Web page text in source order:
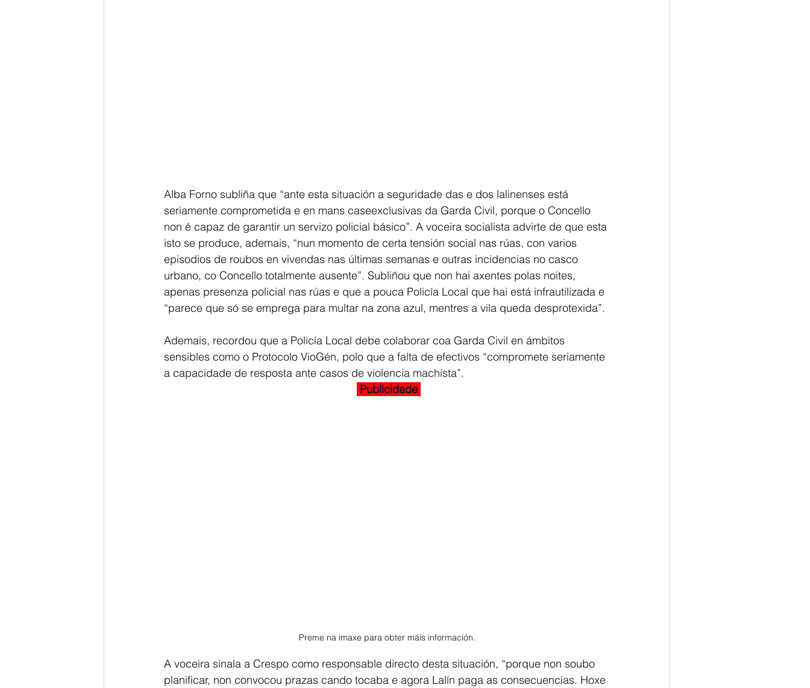
Alba Forno subliña que “ante esta situación a seguridade das e dos lalinenses está
seriamente comprometida e en mans caseexclusivas da Garda Civil, porque o Concello
non é capaz de garantir un servizo policial básico”. A voceira socialista advirte de que esta
isto se produce, ademais, “nun momento de certa tensión social nas rúas, con varios
episodios de roubos en vivendas nas últimas semanas e outras incidencias no casco
urbano, co Concello totalmente ausente”. Subliñou que non hai axentes polas noites,
apenas presenza policial nas rúas e que a pouca Policía Local que hai está infrautilizada e
“parece que só se emprega para multar na zona azul, mentres a vila queda desprotexida”.
Ademais, recordou que a Policía Local debe colaborar coa Garda Civil en ámbitos
sensibles como o Protocolo VioGén, polo que a falta de efectivos “compromete seriamente
a capacidade de resposta ante casos de violencia machista”.
Publicidade
Preme na imaxe para obter máis información.
A voceira sinala a Crespo como responsable directo desta situación, “porque non soubo
planificar, non convocou prazas cando tocaba e agora Lalín paga as consecuencias. Hoxe